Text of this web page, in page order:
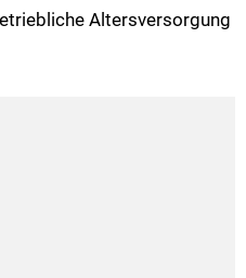
Altersversorgung